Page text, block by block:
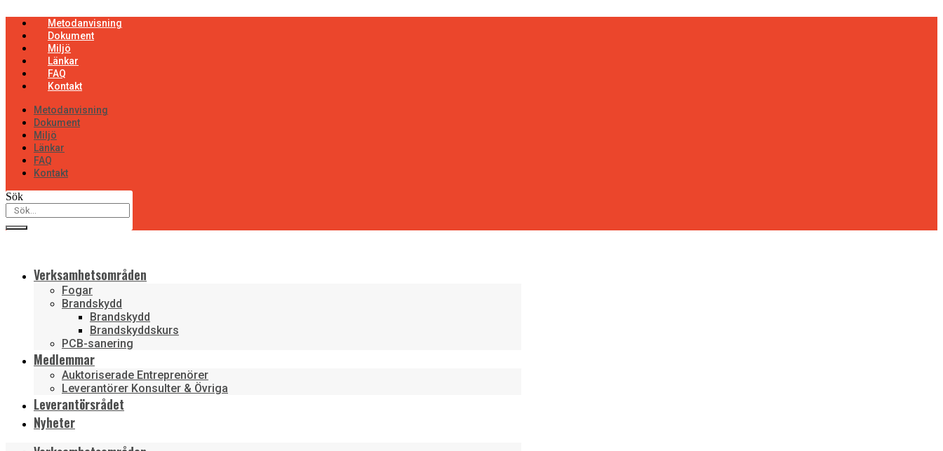
innehåll
Metodanvisning
Dokument
Miljö
Länkar
FAQ
Kontakt
Metodanvisning
Dokument
Miljö
Länkar
FAQ
Kontakt
Sök
Verksamhetsområden
Fogar
Brandskydd
Brandskydd
Brandskyddskurs
PCB-sanering
Medlemmar
Auktoriserade Entreprenörer
Leverantörer Konsulter & Övriga
Leverantörsrådet
Nyheter